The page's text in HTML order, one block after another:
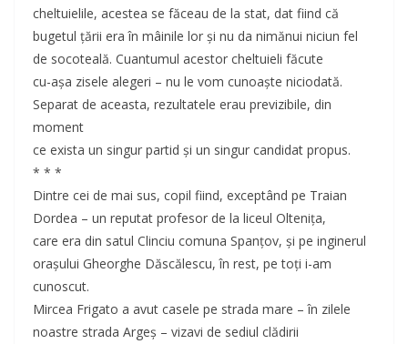
cheltuielile, acestea se făceau de la stat, dat fiind că
bugetul ţării era în mâinile lor şi nu da nimănui niciun fel
de socoteală. Cuantumul acestor cheltuieli făcute
cu-aşa zisele alegeri – nu le vom cunoaşte niciodată.
Separat de aceasta, rezultatele erau previzibile, din
moment
ce exista un singur partid şi un singur candidat propus.
* * *
Dintre cei de mai sus, copil fiind, exceptând pe Traian
Dordea – un reputat profesor de la liceul Olteniţa,
care era din satul Clinciu comuna Spanţov, şi pe inginerul
oraşului Gheorghe Dăscălescu, în rest, pe toţi i-am
cunoscut.
Mircea Frigato a avut casele pe strada mare – în zilele
noastre strada Argeş – vizavi de sediul clădirii